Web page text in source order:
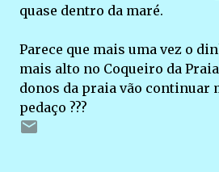
quase dentro da maré.
Parece que mais uma vez o
mais alto no Coqueiro da
donos da praia vão continuar
pedaço ???